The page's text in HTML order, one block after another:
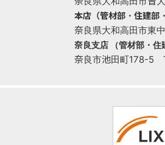
本店（管材部・住建部
奈良県大和高田市東
奈良支店 （管材部・住
奈良市池田町178-5